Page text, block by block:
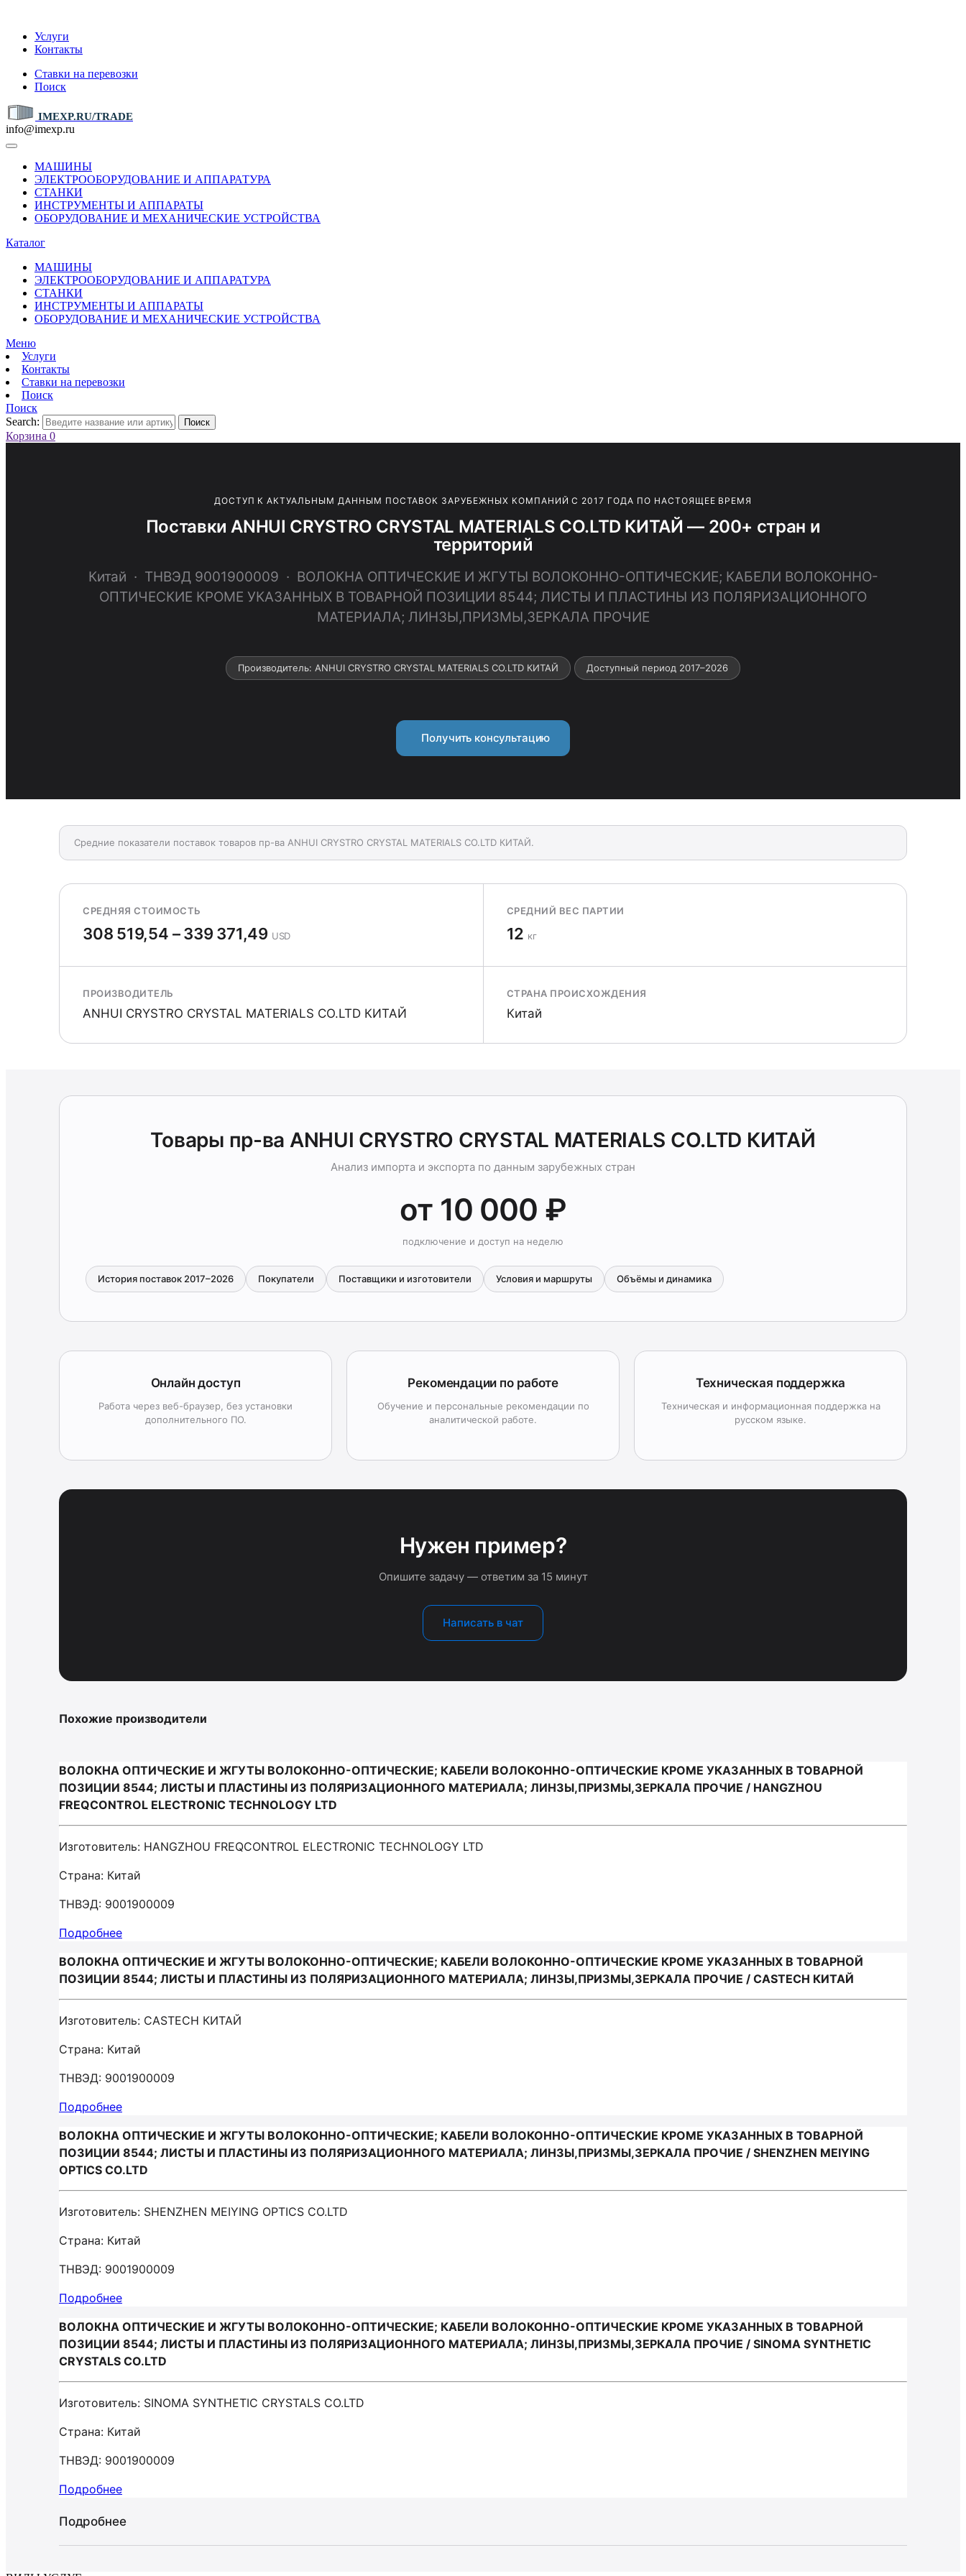
Услуги
Контакты
Ставки на перевозки
Поиск
IMEXP.RU/TRADE
info@imexp.ru
МАШИНЫ
ЭЛЕКТРООБОРУДОВАНИЕ И АППАРАТУРА
СТАНКИ
ИНСТРУМЕНТЫ И АППАРАТЫ
ОБОРУДОВАНИЕ И МЕХАНИЧЕСКИЕ УСТРОЙСТВА
Каталог
МАШИНЫ
ЭЛЕКТРООБОРУДОВАНИЕ И АППАРАТУРА
СТАНКИ
ИНСТРУМЕНТЫ И АППАРАТЫ
ОБОРУДОВАНИЕ И МЕХАНИЧЕСКИЕ УСТРОЙСТВА
Меню
Услуги
Контакты
Ставки на перевозки
Поиск
Поиск
Search:
Поиск
Корзина 0
ДОСТУП К АКТУАЛЬНЫМ ДАННЫМ ПОСТАВОК ЗАРУБЕЖНЫХ КОМПАНИЙ С 2017 ГОДА ПО НАСТОЯЩЕЕ ВРЕМЯ
Поставки ANHUI CRYSTRO CRYSTAL MATERIALS CO.LTD КИТАЙ — 200+ стран и
территорий
Китай · ТНВЭД 9001900009 · ВОЛОКНА ОПТИЧЕСКИЕ И ЖГУТЫ ВОЛОКОННО-ОПТИЧЕСКИЕ; КАБЕЛИ ВОЛОКОННО-
ОПТИЧЕСКИЕ КРОМЕ УКАЗАННЫХ В ТОВАРНОЙ ПОЗИЦИИ 8544; ЛИСТЫ И ПЛАСТИНЫ ИЗ ПОЛЯРИЗАЦИОННОГО
МАТЕРИАЛА; ЛИНЗЫ,ПРИЗМЫ,ЗЕРКАЛА ПРОЧИЕ
Производитель: ANHUI CRYSTRO CRYSTAL MATERIALS CO.LTD КИТАЙ Доступный период 2017–2026
Получить консультацию
Средние показатели поставок товаров пр-ва ANHUI CRYSTRO CRYSTAL MATERIALS CO.LTD КИТАЙ.
СРЕДНЯЯ СТОИМОСТЬ
308 519,54 – 339 371,49 USD
СРЕДНИЙ ВЕС ПАРТИИ
12 кг
ПРОИЗВОДИТЕЛЬ
ANHUI CRYSTRO CRYSTAL MATERIALS CO.LTD КИТАЙ
СТРАНА ПРОИСХОЖДЕНИЯ
Китай
Товары пр-ва ANHUI CRYSTRO CRYSTAL MATERIALS CO.LTD КИТАЙ
Анализ импорта и экспорта по данным зарубежных стран
от 10 000 ₽
подключение и доступ на неделю
История поставок 2017–2026 Покупатели Поставщики и изготовители Условия и маршруты Объёмы и динамика
Онлайн доступ
Работа через веб-браузер, без установки
дополнительного ПО.
Рекомендации по работе
Обучение и персональные рекомендации по
аналитической работе.
Техническая поддержка
Техническая и информационная поддержка на
русском языке.
Нужен пример?
Опишите задачу — ответим за 15 минут
Написать в чат
Похожие производители
ВОЛОКНА ОПТИЧЕСКИЕ И ЖГУТЫ ВОЛОКОННО-ОПТИЧЕСКИЕ; КАБЕЛИ ВОЛОКОННО-ОПТИЧЕСКИЕ КРОМЕ УКАЗАННЫХ В ТОВАРНОЙ
ПОЗИЦИИ 8544; ЛИСТЫ И ПЛАСТИНЫ ИЗ ПОЛЯРИЗАЦИОННОГО МАТЕРИАЛА; ЛИНЗЫ,ПРИЗМЫ,ЗЕРКАЛА ПРОЧИЕ / HANGZHOU
FREQCONTROL ELECTRONIC TECHNOLOGY LTD
Изготовитель: HANGZHOU FREQCONTROL ELECTRONIC TECHNOLOGY LTD
Страна: Китай
ТНВЭД: 9001900009
Подробнее
ВОЛОКНА ОПТИЧЕСКИЕ И ЖГУТЫ ВОЛОКОННО-ОПТИЧЕСКИЕ; КАБЕЛИ ВОЛОКОННО-ОПТИЧЕСКИЕ КРОМЕ УКАЗАННЫХ В ТОВАРНОЙ
ПОЗИЦИИ 8544; ЛИСТЫ И ПЛАСТИНЫ ИЗ ПОЛЯРИЗАЦИОННОГО МАТЕРИАЛА; ЛИНЗЫ,ПРИЗМЫ,ЗЕРКАЛА ПРОЧИЕ / CASTECH КИТАЙ
Изготовитель: CASTECH КИТАЙ
Страна: Китай
ТНВЭД: 9001900009
Подробнее
ВОЛОКНА ОПТИЧЕСКИЕ И ЖГУТЫ ВОЛОКОННО-ОПТИЧЕСКИЕ; КАБЕЛИ ВОЛОКОННО-ОПТИЧЕСКИЕ КРОМЕ УКАЗАННЫХ В ТОВАРНОЙ
ПОЗИЦИИ 8544; ЛИСТЫ И ПЛАСТИНЫ ИЗ ПОЛЯРИЗАЦИОННОГО МАТЕРИАЛА; ЛИНЗЫ,ПРИЗМЫ,ЗЕРКАЛА ПРОЧИЕ / SHENZHEN MEIYING
OPTICS CO.LTD
Изготовитель: SHENZHEN MEIYING OPTICS CO.LTD
Страна: Китай
ТНВЭД: 9001900009
Подробнее
ВОЛОКНА ОПТИЧЕСКИЕ И ЖГУТЫ ВОЛОКОННО-ОПТИЧЕСКИЕ; КАБЕЛИ ВОЛОКОННО-ОПТИЧЕСКИЕ КРОМЕ УКАЗАННЫХ В ТОВАРНОЙ
ПОЗИЦИИ 8544; ЛИСТЫ И ПЛАСТИНЫ ИЗ ПОЛЯРИЗАЦИОННОГО МАТЕРИАЛА; ЛИНЗЫ,ПРИЗМЫ,ЗЕРКАЛА ПРОЧИЕ / SINOMA SYNTHETIC
CRYSTALS CO.LTD
Изготовитель: SINOMA SYNTHETIC CRYSTALS CO.LTD
Страна: Китай
ТНВЭД: 9001900009
Подробнее
Подробнее